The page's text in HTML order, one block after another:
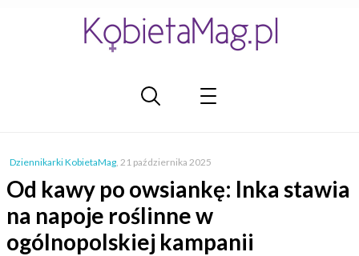
Dziennikarki KobietaMag, 21 października 2025
Od kawy po owsiankę: Inka stawia
na napoje roślinne w
ogólnopolskiej kampanii